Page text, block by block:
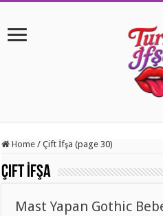
Home / Çift İfşa (page 30)
Çift İfşa
Mast Yapan Gothic